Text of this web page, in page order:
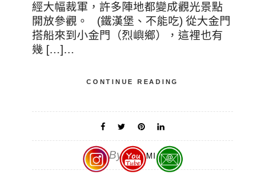
經大幅裁軍，許多陣地都變成觀光景點
開放參觀。 (鐵漢堡、不能吃) 從大金門
搭船來到小金門（烈嶼鄉），這裡也有
幾 […]…
CONTINUE READING
By MAOMI